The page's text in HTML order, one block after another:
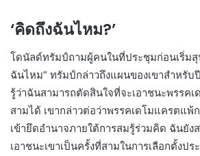
‘คิดถึงฉันไหม?’
โดนัลด์ทรัมป์ถามผู้คนในที่ประชุมก่อนเริ่ม
ฉันไหม” ทรัมป์กล่าวถึงแผนของเขาสำหรับ
รู้ว่าฉันสามารถตัดสินใจที่จะเอาชนะพรรค
สามได้ เขากล่าวต่อว่าพรรคเดโมแครตแพ้
เข้ายึดอำนาจภายใต้การสมรู้ร่วมคิด ฉันยัง
เอาชนะเขาเป็นครั้งที่สามในการเลือกตั้งป